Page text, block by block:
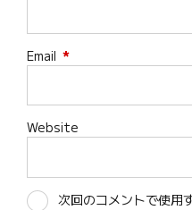
Email *
Website
次回のコメントで使用